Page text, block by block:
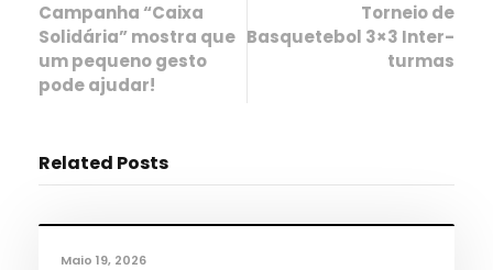
Campanha “Caixa
Solidária” mostra que
um pequeno gesto
pode ajudar!
Torneio de
Basquetebol 3×3 Inter-
turmas
Related Posts
Desporto,Notícias
Maio 19, 2026